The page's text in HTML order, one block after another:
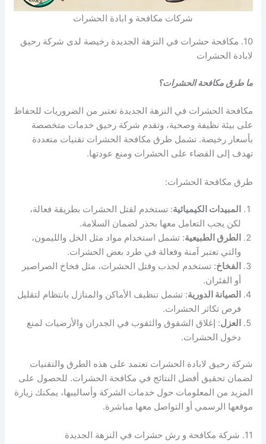
شركات مكافحة و ابادة الحشرات
10. مكافحة حشرات في النزهة الجديدة رخيصة لدى شركة رحيق
لابادة الحشرات
ما طرق مكافحة الحشرات؟
مكافحة الحشرات في النزهة الجديدة تعتبر من الضروريات للحفاظ
على بيئة نظيفة وصحية، وتقدم شركة رحيق خدمات متخصصة
بأسعار رخيصة. تشمل طرق مكافحة الحشرات تقنيات متعددة
تهدف إلى القضاء على الحشرات ومنع عودتها.
طرق مكافحة الحشرات:
المبيدات الكيميائية: تستخدم لقتل الحشرات بطريقة فعالة،
لكن يجب التعامل معها بحذر لضمان السلامة.
الطرق الطبيعية: تشمل استخدام مواد مثل الخل والليمون،
والتي تعتبر آمنة وفعالة في طرد بعض الحشرات.
الفخاخ: تستخدم لجذب وقتل الحشرات، مثل فخاخ الصراصير
أو الفئران.
الصيانة الدورية: تشمل تنظيف الأماكن والمنازل بانتظام لتقليل
فرص تكاثر الحشرات.
العزل: إغلاق الشقوق والثقوب في الجدران والأرضيات لمنع
دخول الحشرات.
شركة رحيق لابادة الحشرات تعتمد على هذه الطرق والتقنيات
لضمان تحقيق أفضل النتائج في مكافحة الحشرات. للحصول على
المزيد من المعلومات حول خدمات الشركة وأساليبها، يمكنك زيارة
موقعها الرسمي أو التواصل معها مباشرة.
11. شركة مكافحة و رش حشرات في النزهة الجديدة